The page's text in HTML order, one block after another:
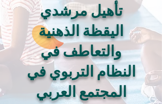
تأهيل مرشدي
اليقظة الذهنية
والتعاطف في
النظام التربوي في
المجتمع العربي